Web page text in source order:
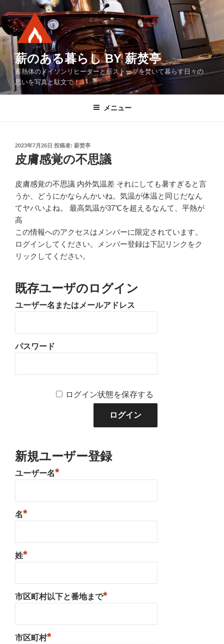
ン
テ
ン
ツ
へ
ス
キ
薪のある暮らし BY 薪焚亭
蓄熱体のメイソンリヒーターと薪ストーブを焚いて暮らす日々の
思いを写真と駄文で！
メニュー
投
稿
日:
2023年7月26日 投稿者: 薪焚亭
皮膚感覚の不思議
皮膚感覚の不思議 内外気温差 それにしても暑すぎると言
うか、どうにかならんかいね。気温が体温と同じだなん
てヤバいよね。 最高気温が37℃を超えるなんて、平熱が
高
この情報へのアクセスはメンバーに限定されています。
ログインしてください。メンバー登録は下記リンクをク
リックしてください。
既存ユーザのログイン
ユーザー名またはメールアドレス
パスワード
ログイン状態を保存する
新規ユーザー登録
ユーザー名*
名*
姓*
市区町村以下と番地まで*
市区町村*